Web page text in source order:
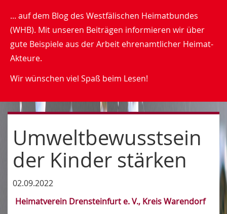
... auf dem Blog des Westfälischen Heimatbundes
(WHB). Mit unseren Beiträgen informieren wir über
gute Beispiele aus der Arbeit ehrenamtlicher Heimat-
Akteure.
Wir wünschen viel Spaß beim Lesen!
Umweltbewusstsein
der Kinder stärken
02.09.2022
Heimatverein Drensteinfurt e. V., Kreis Warendorf